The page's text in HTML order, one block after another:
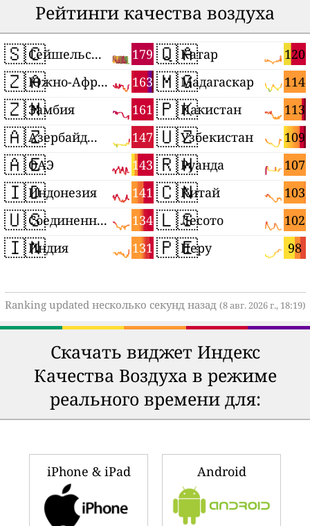
Рейтинги качества воздуха
🇸🇨 179
Сейшельские Острова
🇿🇦 163
Южно-Африканская Республика
🇿🇲 161
Замбия
🇦🇿 147
Азербайджан
🇦🇪 143
ОАЭ
🇮🇩 141
Индонезия
🇺🇸 134
Соединенные Штаты
🇮🇳 131
Индия
🇶🇦 120
Катар
🇲🇬 114
Мадагаскар
🇵🇰 113
Пакистан
🇺🇿 109
Узбекистан
🇷🇼 107
Руанда
🇨🇳 103
Китай
🇱🇸 102
Лесото
🇵🇪 98
Перу
Ranking updated несколько секунд назад (8 авг. 2026 г., 18:19)
Скачать виджет Индекс
Качества Воздуха в режиме
реального времени для:
iPhone & iPad Android